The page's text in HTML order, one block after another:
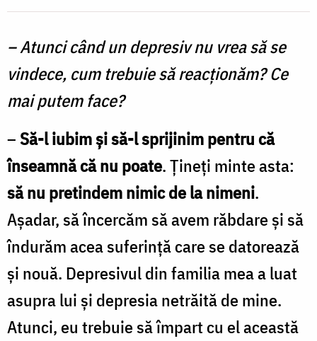
bucure
pornind
de
lucruri
simple”
/
Foto:
Oana
Nechifor
– Atunci când un depresiv nu vrea să se
vindece, cum trebuie să reacţionăm? Ce
mai putem face?
–Să-l iubim şi să-l sprijinim pentru că
înseamnă că nu poate. Ţineţi minte asta:
să nu pretindem nimic de la ni­meni.
Aşadar, să încercăm să avem răbdare şi să
îndu­răm acea suferinţă care se datorează
şi nouă. Depresivul din familia mea a luat
asupra lui şi depresia netrăită de mine.
Atunci, eu trebuie să împart cu el această